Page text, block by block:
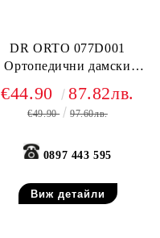
DR ORTO 077D001
Ортопедични дамски
Черни
€44.90 87.82лв.
€49.90 97.60лв.
0897 443 595
Виж детайли